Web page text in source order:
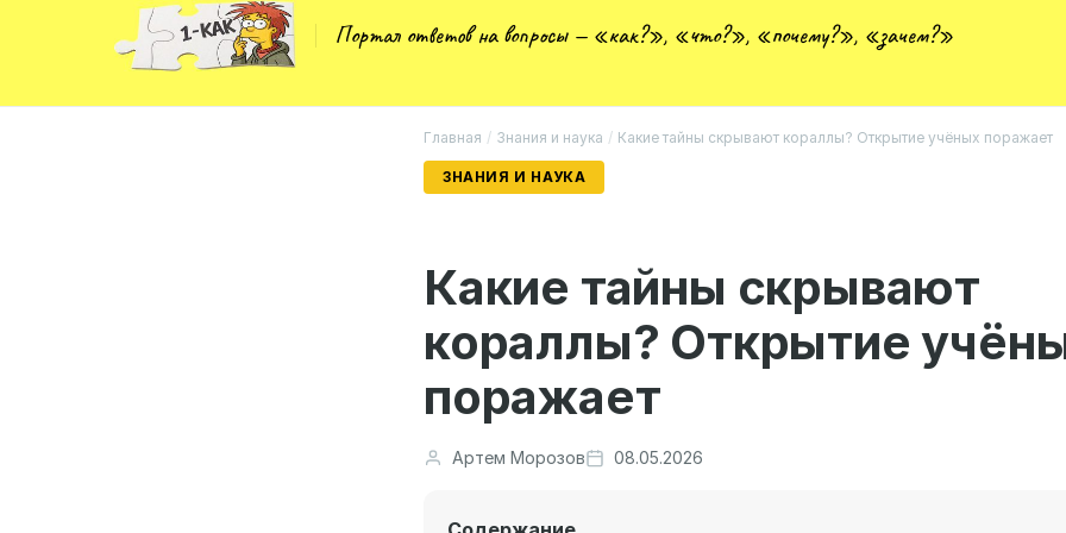
Портал ответов на вопросы — «как?», «что?», «почему?», «зачем?»
Главная / Знания и наука / Какие тайны скрывают кораллы? Открытие учёных поражает
ЗНАНИЯ И НАУКА
Какие тайны скрывают
кораллы? Открытие
поражает
Артем Морозов 08.05.2026